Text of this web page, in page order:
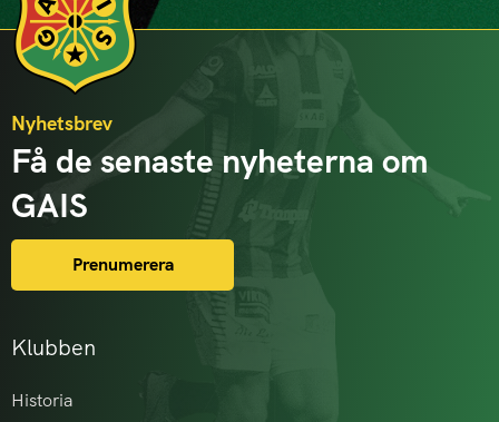
Klubben
Historia
Nyhetsbrev
Få de senaste nyheterna om
GAIS
Prenumerera